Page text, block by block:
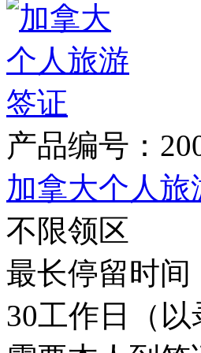
产品编号：
加拿大个人旅
不限领区
最长停留时
30工作日（